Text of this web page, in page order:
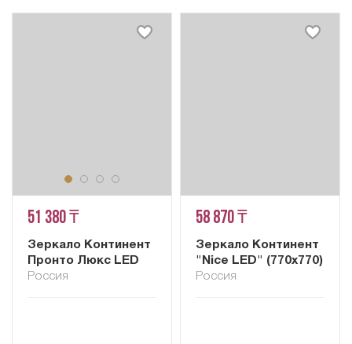
51 380 ₸
Зеркало Континент
Пронто Люкс LED
Россия
58 870 ₸
Зеркало Континент
"Nice LED" (770x770)
Россия